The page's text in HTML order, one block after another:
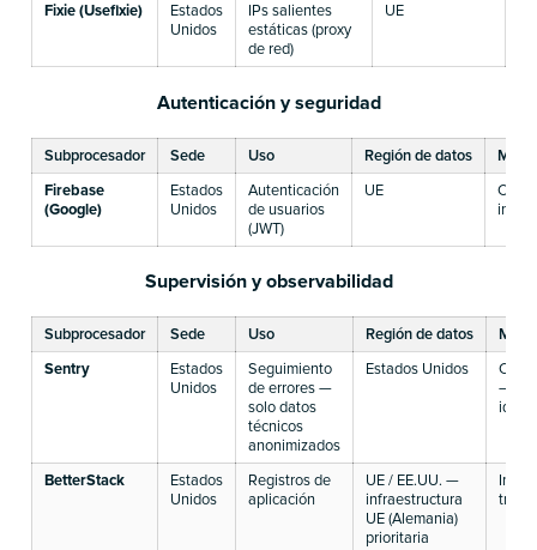
Fixie (Usefixie)
Estados
Unidos
IPs salientes
estáticas (proxy
de red)
UE
Autenticación y seguridad
Subprocesador Sede Uso Región de datos
Firebase
(Google)
Estados
Unidos
Autenticación
de usuarios
(JWT)
UE
CCT
Supervisión y observabilidad
Subprocesador Sede Uso Región de datos
Sentry
Estados
Unidos
Seguimiento
de errores —
solo datos
técnicos
anonimizados
Estados Unidos
CCT
— sin
BetterStack
Estados
Unidos
Registros de
aplicación
UE / EE.UU. —
infraestructura
UE (Alemania)
prioritaria